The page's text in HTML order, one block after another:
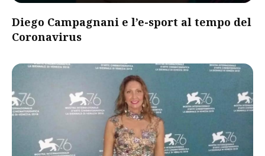
Diego Campagnani e l’e-sport al tempo del
Coronavirus